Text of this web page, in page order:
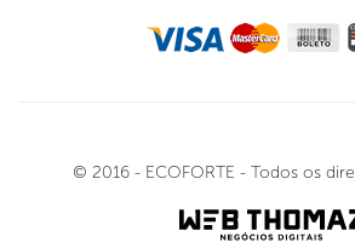
© 2016 - ECOFORTE - Todos os